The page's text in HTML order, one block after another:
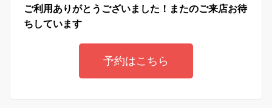
ご利用ありがとうございました！ またのご来店お待
ちしています
予約はこちら